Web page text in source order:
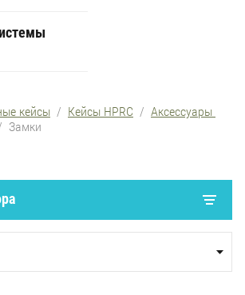
кейсы
  /
Кейсы HPRC
  /
Аксессуары
Замки